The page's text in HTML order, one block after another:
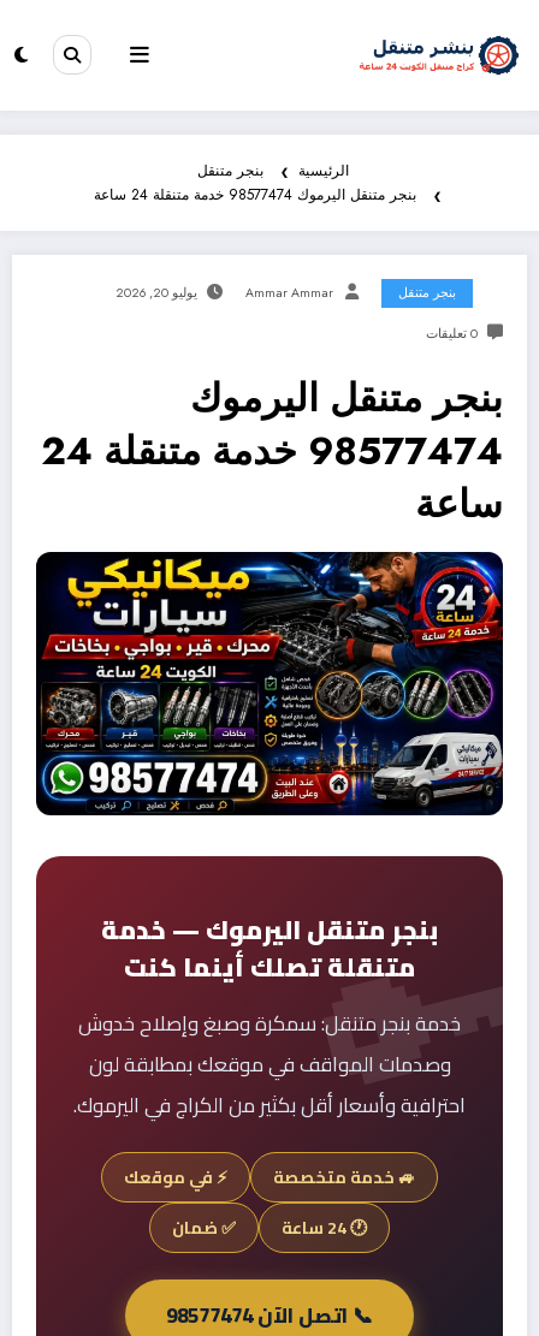
الرئيسية
بنجر متنقل
بنجر متنقل اليرموك 98577474 خدمة متنقلة 24 ساعة
بنجر متنقل Ammar Ammar يوليو 20, 2026
0 تعليقات
بنجر متنقل اليرموك
98577474 خدمة متنقلة 24
ساعة
بنجر متنقل اليرموك — خدمة
متنقلة تصلك أينما كنت
خدمة بنجر متنقل: سمكرة وصبغ وإصلاح خدوش
وصدمات المواقف في موقعك بمطابقة لون
احترافية وأسعار أقل بكثير من الكراج في اليرموك.
🚙 خدمة متخصصة
⚡ في موقعك
🕐 24 ساعة
✅ ضمان
📞 اتصل الآن 98577474